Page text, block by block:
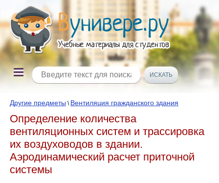
Другие предметы \ Вентиляция гражданского здания
Определение количества
вентиляционных систем и трассировка
их воздуховодов в здании.
Аэродинамический расчет приточной
системы